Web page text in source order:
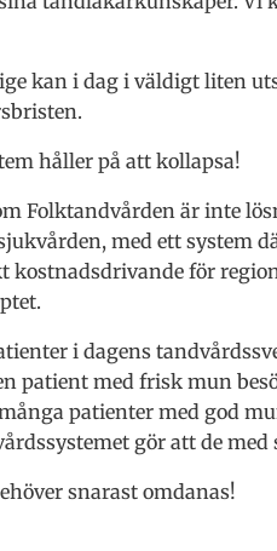
kan i dag i väldigt liten
håller på att kollapsa!
Folktandvården är inte
med ett system
för
i dagens
patient med frisk mun
patienter med god
gör att de
snarast omdanas!